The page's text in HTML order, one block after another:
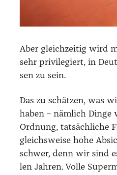
Aber gleich­zei­tig wird
sehr pri­vi­le­giert, in
sen zu sein.
Das zu schät­zen, was
haben – näm­lich Din­ge
Ord­nung, tat­säch­li­che
gleichs­wei­se hohe
schwer, denn wir sind
len Jah­ren. Vol­le